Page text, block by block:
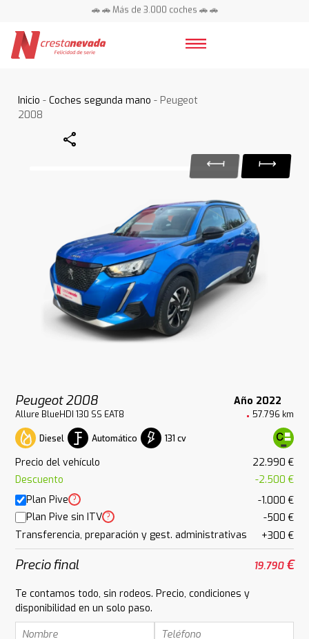
🚗 🚗 Más de 3.000 coches 🚗 🚗
Inicio -Coches segunda mano - Peugeot
2008
Share
Peugeot 2008 Año 2022
Allure BlueHDI 130 SS EAT8 57.796 km
Diesel Automático 131 cv
Precio del vehículo
22.990 €
Descuento
-2.500 €
Plan Pive ?
-1.000 €
Plan Pive sin ITV ?
-500 €
Transferencia, preparación y gest. administrativas
+300 €
Precio final 19.790€
Te contamos todo, sin rodeos. Precio, condiciones y
disponibilidad en un solo paso.